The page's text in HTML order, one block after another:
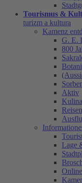
Tourismus &
turizm a kultura
Kamenz
G. E.
800
Aktiv
Lage